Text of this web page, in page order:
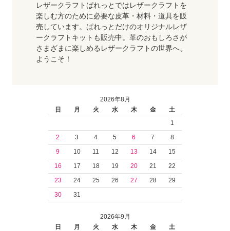
レザークラフトぱれっとではレザークラフトを
楽しむ方のために必要な皮革・材料・道具を販
売しています。ぱれっとだけのオリジナルレザ
ークラフトキットも販売中。革のおもしろさが
さまざまに楽しめるレザークラフトの世界へ、
ようこそ！
2026年8月
日
月 火 水 木 金
土
1
2
3 4 5 6 7
8
9
10 11 12 13 14
15
16
17 18 19 20 21
22
23
24 25 26 27 28
29
30
31
2026年9月
日
月 火 水 木 金
土